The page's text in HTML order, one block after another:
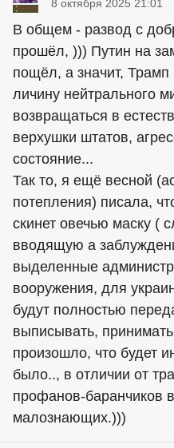
8 октября 2025 21:01
В общем - развод с
прошёл, ))) Путин на
пощёл, а значит,
личину нейтрального
возвращаться в
верхушки штатов,
состояние...
Так то, я ещё весной
потепления) писала,
скинет овечью маску (
вводящую а
выделенные
вооружения, для
будут полностью
выписывать,
произошло, что будет
было.., в отличии от
профанов-баранчиков
малознающих.)))